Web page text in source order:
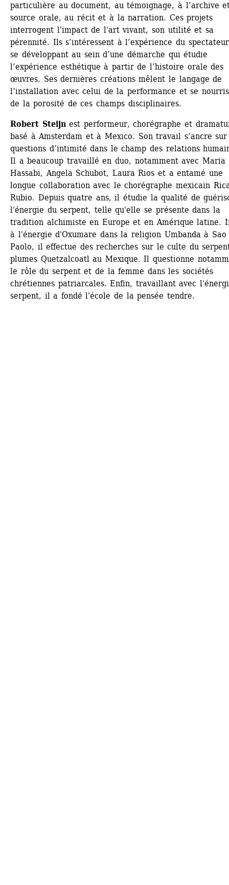
particulière au document, au témoignage, à l’archive
source orale, au récit et à la narration. Ces projets
interrogent l'impact de l'art vivant, son utilité et sa
pérennité. Ils s’intéressent à l’expérience du
se développant au sein d’une démarche qui étudie
l’expérience esthétique à partir de l’histoire orale des
œuvres. Ses dernières créations mêlent le langage de
l’installation avec celui de la performance et se
de la porosité de ces champs disciplinaires.
Robert Steijnest performeur, chorégraphe et
basé à Amsterdam et à Mexico. Son travail s’ancre
questions d’intimité dans le champ des relations
Il a beaucoup travaillé en duo, notamment avec Maria
Hassabi, Angela Schubot, Laura Rios et a entamé une
longue collaboration avec le chorégraphe mexicain
Rubio. Depuis quatre ans, il étudie la qualité de
l'énergie du serpent, telle qu'elle se présente dans la
tradition alchimiste en Europe et en Amérique latine.
à l'énergie d'Oxumare dans la religion Umbanda à Sao
Paolo, il effectue des recherches sur le culte du
plumes Quetzalcoatl au Mexique. Il questionne
le rôle du serpent et de la femme dans les sociétés
chrétiennes patriarcales. Enfin, travaillant avec
serpent, il a fondé l'école de la pensée tendre.